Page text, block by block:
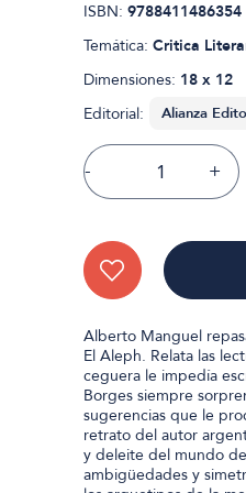
ISBN: 9788411486354
Temática: Critica
Dimensiones: 18 x 12
Editorial:
- +
Alberto Manguel
El Aleph. Relata las
ceguera le impedía
Borges siempre
sugerencias que le
retrato del autor
y deleite del mundo
ambigüedades y